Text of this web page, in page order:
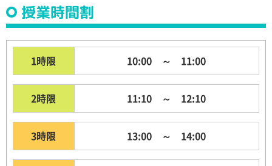
授業時間割
1時限 10:00 ～ 11:00
2時限 11:10 ～ 12:10
3時限 13:00 ～ 14:00